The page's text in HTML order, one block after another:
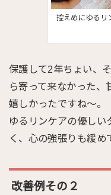
控えめにゆるリ
保護して2年ちょい、
ら寄って来なかった、
嬉しかったですね～。
ゆるリンケアの優しい
く、心の強張りも緩め
改善例その２